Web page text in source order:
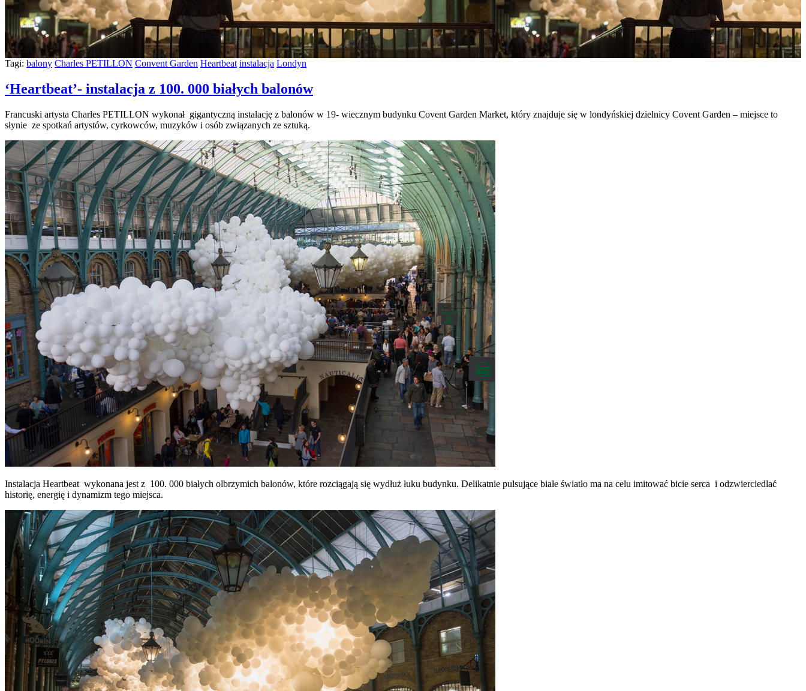
Tagi: balony Charles PETILLON Convent Garden Heartbeat instalacja Londyn
‘Heartbeat’- instalacja z 100. 000 białych balonów
Francuski artysta Charles PETILLON wykonał gigantyczną instalację z balonów w 19- wiecznym budynku Covent Garden Market, który znajduje się w londyńskiej dzielnicy Covent Garden – miejsce to
słynie ze spotkań artystów, cyrkowców, muzyków i osób związanych ze sztuką.
Instalacja Heartbeat wykonana jest z 100. 000 białych olbrzymich balonów, które rozciągają się wydłuż łuku budynku. Delikatnie pulsujące białe światło ma na celu imitować bicie serca i odzwierciedlać
historię, energię i dynamizm tego miejsca.